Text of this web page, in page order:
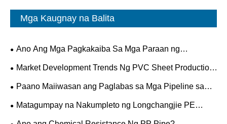
Mga Kaugnay na Balita
Ano Ang Mga Pagkakaiba Sa Mga Paraan ng
Koneksyon sa Pagitan ng PP At PVC Pipes?
Market Development Trends Ng PVC Sheet Production
Lines
Paano Maiiwasan ang Paglabas sa Mga Pipeline sa
Labas?
Matagumpay na Nakumpleto ng Longchangjie PE
Solid-wall Spiral-wound Pipe ang Trial Run!!!